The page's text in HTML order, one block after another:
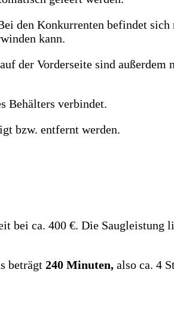
den Konkurrenten befindet sich
kann.
der Vorderseite sind außerdem
Behälters verbindet.
bzw. entfernt werden.
bei ca. 400 €. Die Saugleistung
beträgt 240 Minuten, also ca. 4